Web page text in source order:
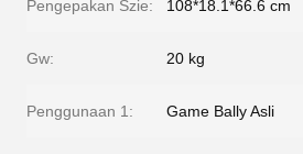
Pengepakan Szie: 108*18.1*66.6 cm
Gw: 20 kg
Penggunaan 1: Game Bally Asli